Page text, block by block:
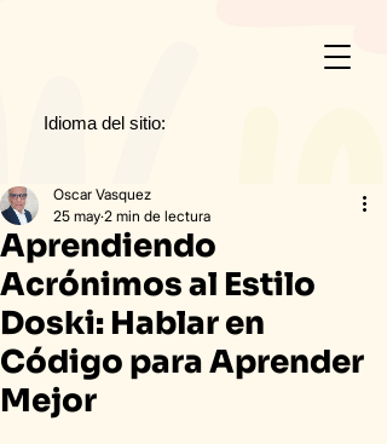
Idioma del sitio:
Aprendiendo
Acrónimos al Estilo
Doski: Hablar en
Código para Aprender
Mejor
Oscar Vasquez
25 may 2 min de lectura